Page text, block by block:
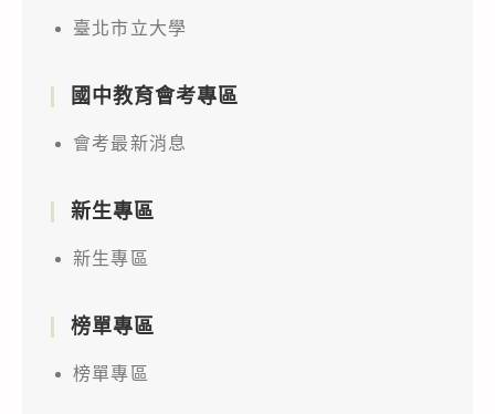
臺北市立大學
國中教育會考專區
會考最新消息
新生專區
新生專區
榜單專區
榜單專區